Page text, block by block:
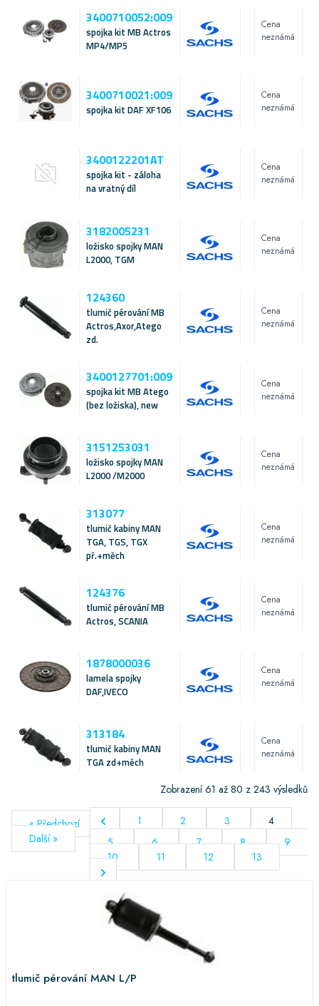
3400710052:009
spojka kit MB Actros
MP4/MP5
Cena
neznámá
3400710021:009
spojka kit DAF XF106
Cena
neznámá
3400122201AT
spojka kit - záloha
na vratný díl
Cena
neznámá
3182005231
ložisko spojky MAN
L2000, TGM
Cena
neznámá
124360
tlumič pérování MB
Actros,Axor,Atego
zd.
Cena
neznámá
3400127701:009
spojka kit MB Atego
(bez ložiska), new
Cena
neznámá
3151253031
ložisko spojky MAN
L2000 /M2000
Cena
neznámá
313077
tlumič kabiny MAN
TGA, TGS, TGX
př.+měch
Cena
neznámá
124376
tlumič pérování MB
Actros, SCANIA
Cena
neznámá
1878000036
lamela spojky
DAF,IVECO
Cena
neznámá
313184
tlumič kabiny MAN
TGA zd+měch
Cena
neznámá
« Předchozí
Další »
Zobrazení61 až 80 z 243 výsledků
1 2 3
4
5
6 7 8
9
10
11 12 13
tlumič pérování MAN L/P